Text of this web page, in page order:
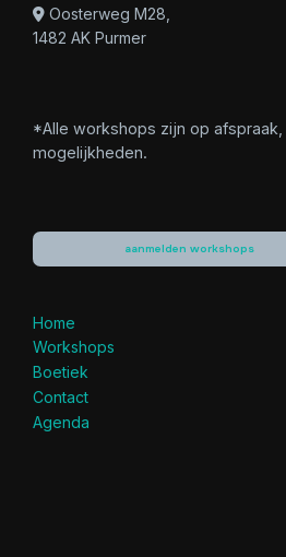
Oosterweg M28,
1482 AK Purmer
*Alle workshops zijn op
mogelijkheden.
aanmelden workshops
Home
Workshops
Boetiek
Contact
Agenda